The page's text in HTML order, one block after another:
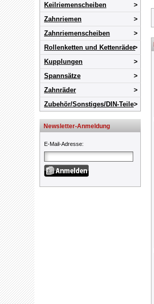
Keilriemenscheiben
Zahnriemen
Zahnriemenscheiben
Rollenketten und Kettenräder
Kupplungen
Spannsätze
Zahnräder
Zubehör/Sonstiges/DIN-Teile
Newsletter-Anmeldung
E-Mail-Adresse: